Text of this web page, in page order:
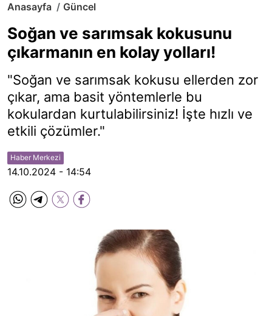
Anasayfa Güncel
Soğan ve sarımsak kokusunu
çıkarmanın en kolay yolları!
"Soğan ve sarımsak kokusu ellerden zor
çıkar, ama basit yöntemlerle bu
kokulardan kurtulabilirsiniz! İşte hızlı ve
etkili çözümler."
Haber Merkezi
14.10.2024 - 14:54